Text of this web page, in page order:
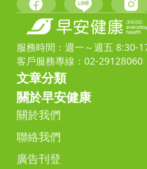
服務時間：週一～週五 8:30-
客戶服務專線：02-29128060
文章分類
關於早安健康
關於我們
聯絡我們
廣告刊登